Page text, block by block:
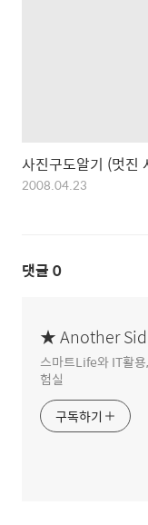
사진구도알기 (멋진
2008.04.23
댓글 0
★ Another
스마트Life와 IT활용
험실
구독하기